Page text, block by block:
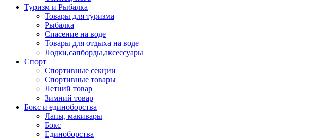
Туризм и Рыбалка
Товары для туризма
Рыбалка
Спасение на воде
Товары для отдыха на воде
Лодки,сапборды,аксессуары
Спорт
Спортивные секции
Спортивные товары
Летний товар
Зимний товар
Бокс и единоборства
Лапы, макивары
Бокс
Единоборства